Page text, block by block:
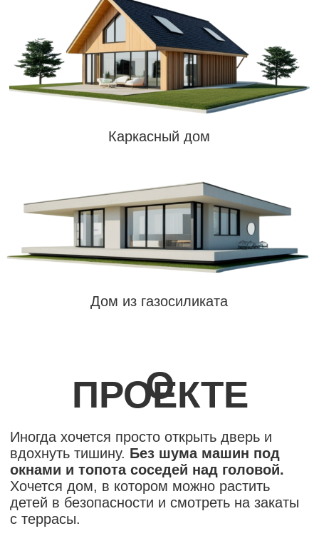
с удобной планировкой,просторными
Иногда хочется просто открыть дверь и
вдохнуть тишину.Без шума машин под
окнами и топота соседей над головой.
Хочется дом, в котором можно растить
детей в безопасности и смотреть на закаты
с террасы.
ПРОЕКТЕ